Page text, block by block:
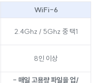
WiFi-6
2.4Ghz / 5Ghz 중 택1
8인 이상
- 매일 고용량 파일을 업/